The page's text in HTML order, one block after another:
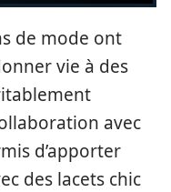
de mode ont
vie à des
avec
d’apporter
des lacets chic